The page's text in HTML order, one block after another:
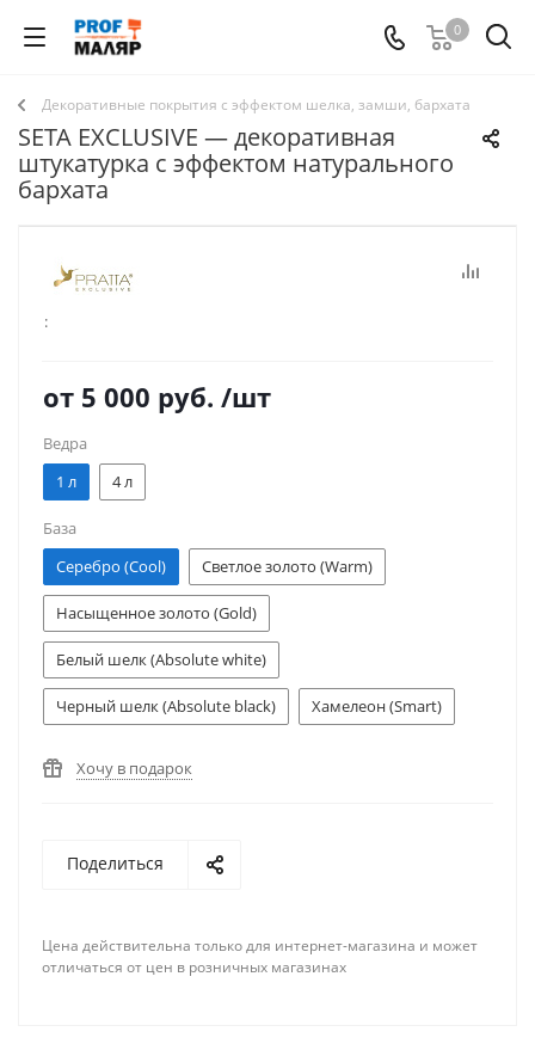
0
Декоративные покрытия с эффектом шелка, замши, бархата
SETA EXCLUSIVE — декоративная
штукатурка с эффектом натурального
бархата
:
от 5 000 руб. /шт
Ведра
1 л
4 л
База
Серебро (Cool)
Светлое золото (Warm)
Насыщенное золото (Gold)
Белый шелк (Absolute white)
Черный шелк (Absolute black) Хамелеон (Smart)
Хочу в подарок
Поделиться
Цена действительна только для интернет-магазина и может
отличаться от цен в розничных магазинах